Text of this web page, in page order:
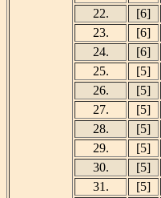
22.
[6]
23.
[6]
24.
[6]
25.
[5]
26.
[5]
27.
[5]
28.
[5]
29.
[5]
30.
[5]
31.
[5]